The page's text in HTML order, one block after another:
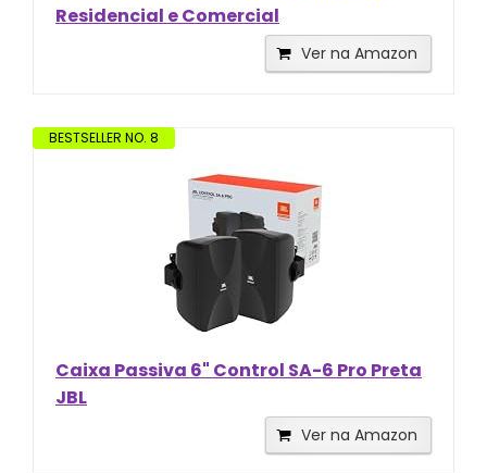
Residencial e Comercial
Ver na Amazon
BESTSELLER NO. 8
Caixa Passiva 6" Control SA-6 Pro Preta
JBL
Ver na Amazon